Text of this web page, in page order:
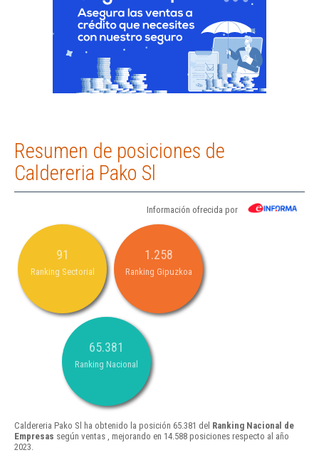
Resumen de posiciones de
Caldereria Pako Sl
Información ofrecida por
91
Ranking Sectorial
1.258
Ranking Gipuzkoa
65.381
Ranking Nacional
Caldereria Pako Sl ha obtenido la posición 65.381 del Ranking Nacional de
Empresas según ventas , mejorando en 14.588 posiciones respecto al año
2023.